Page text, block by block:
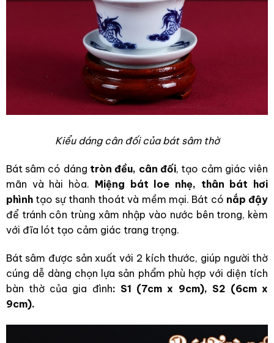
Kiểu dáng cân đối của bát sâm thờ
Bát sâm có dáng tròn đều, cân đối, tạo cảm giác viên
mãn và hài hòa. Miệng bát loe nhẹ, thân bát hơi
phình tạo sự thanh thoát và mềm mại. Bát có nắp đậy
để tránh côn trùng xâm nhập vào nước bên trong, kèm
với đĩa lót tạo cảm giác trang trọng.
Bát sâm được sản xuất với 2 kích thước, giúp người thờ
cúng dễ dàng chọn lựa sản phẩm phù hợp với diện tích
bàn thờ của gia đình: S1 (7cm x 9cm), S2 (6cm x
9cm).